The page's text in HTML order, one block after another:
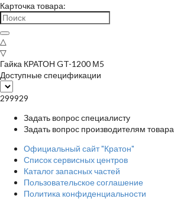
Карточка товара:
△
▽
Гайка КРАТОН GT-1200 М5
Доступные спецификации
299929
Задать вопрос специалисту
Задать вопрос производителям товара
Официальный сайт "Кратон"
Список сервисных центров
Каталог запасных частей
Пользовательское соглашение
Политика конфиденциальности